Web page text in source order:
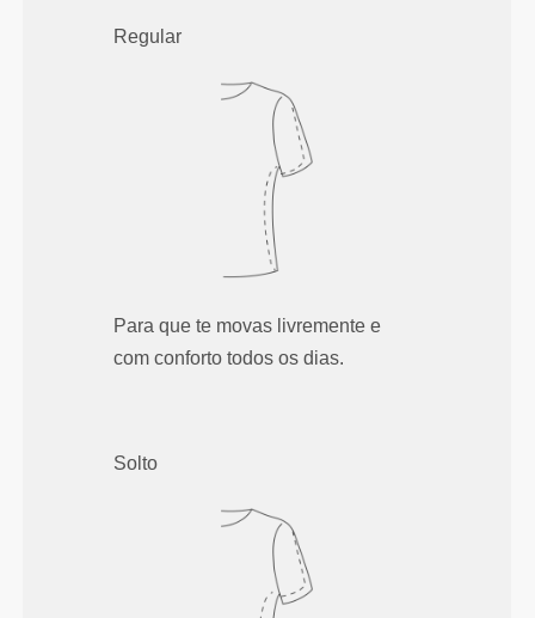
Regular
Para que te movas livremente e
com conforto todos os dias.
Solto